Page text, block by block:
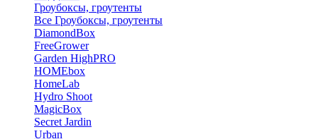
Гроубоксы, гроутенты
Все Гроубоксы, гроутенты
DiamondBox
FreeGrower
Garden HighPRO
HOMEbox
HomeLab
Hydro Shoot
MagicBox
Secret Jardin
Urban